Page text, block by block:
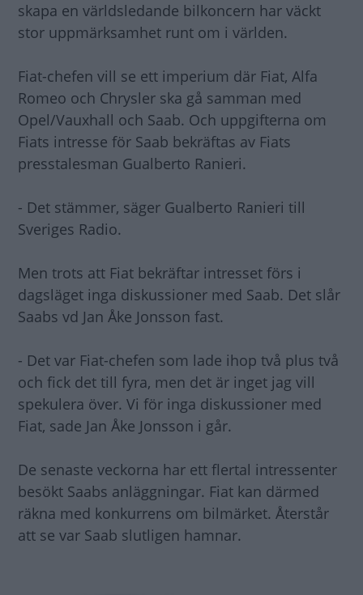
skapa en världsledande bilkoncern har väckt
stor uppmärksamhet runt om i världen.
Fiat-chefen vill se ett imperium där Fiat, Alfa
Romeo och Chrysler ska gå samman med
Opel/Vauxhall och Saab. Och uppgifterna om
Fiats intresse för Saab bekräftas av Fiats
presstalesman Gualberto Ranieri.
- Det stämmer, säger Gualberto Ranieri till
Sveriges Radio.
Men trots att Fiat bekräftar intresset förs i
dagsläget inga diskussioner med Saab. Det slår
Saabs vd Jan Åke Jonsson fast.
- Det var Fiat-chefen som lade ihop två plus två
och fick det till fyra, men det är inget jag vill
spekulera över. Vi för inga diskussioner med
Fiat, sade Jan Åke Jonsson i går.
De senaste veckorna har ett flertal intressenter
besökt Saabs anläggningar. Fiat kan därmed
räkna med konkurrens om bilmärket. Återstår
att se var Saab slutligen hamnar.